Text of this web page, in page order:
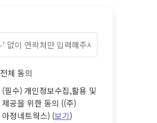
전체 동의
(필수) 개인정보수집,활용 및
제공을 위한 동의 ((주)
아정네트웍스) (보기)